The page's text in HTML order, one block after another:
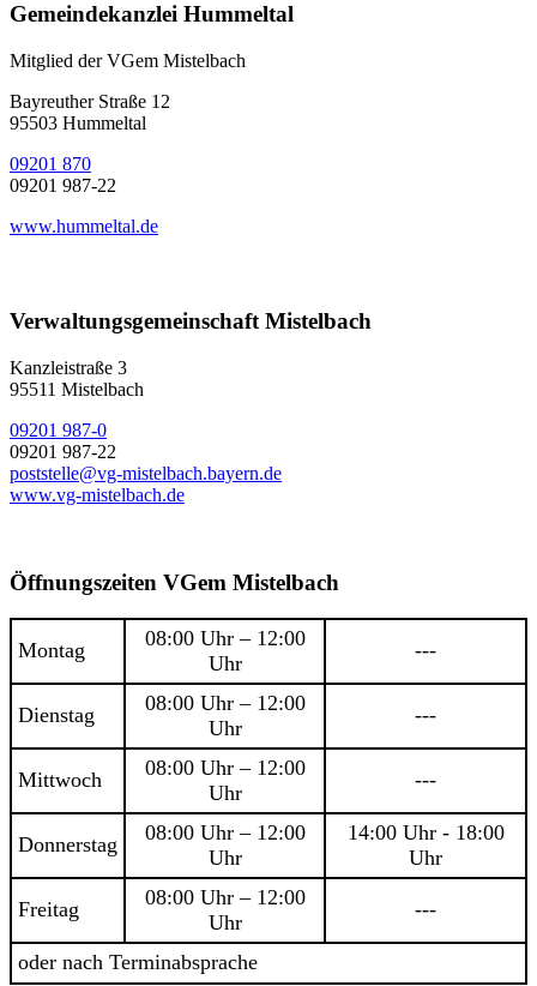
Gemeindekanzlei Hummeltal
Mitglied der VGem Mistelbach
Bayreuther Straße 12
95503 Hummeltal
09201 870
09201 987-22
www.hummeltal.de
Verwaltungsgemeinschaft Mistelbach
Kanzleistraße 3
95511 Mistelbach
09201 987-0
09201 987-22
poststelle@vg-mistelbach.bayern.de
www.vg-mistelbach.de
Öffnungszeiten VGem Mistelbach
Montag
08:00 Uhr – 12:00
Uhr
---
Dienstag
08:00 Uhr – 12:00
Uhr
---
Mittwoch
08:00 Uhr – 12:00
Uhr
---
Donnerstag
08:00 Uhr – 12:00
Uhr
14:00 Uhr - 18:00
Uhr
Freitag
08:00 Uhr – 12:00
Uhr
---
oder nach Terminabsprache